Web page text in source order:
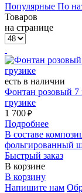
Популярные По
Товаров
на странице
есть в наличии
Фонтан розовый 7
грузике
1 700 ₽
Подробнее
В составе
фольгированный
Быстрый заказ
В корзине
В корзину
Напишите нам